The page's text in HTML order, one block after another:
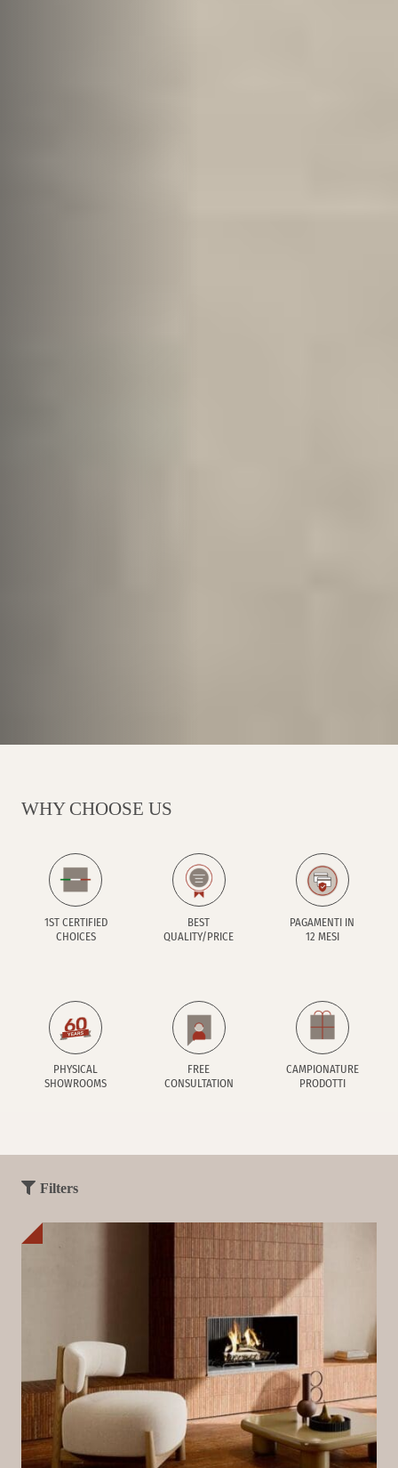
WHY CHOOSE US
1ST CERTIFIED
CHOICES
BEST
QUALITY/PRICE
PAGAMENTI IN
12 MESI
PHYSICAL
SHOWROOMS
FREE
CONSULTATION
CAMPIONATURE
PRODOTTI
Filters